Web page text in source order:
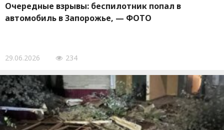
Очередные взрывы: беспилотник попал в
автомобиль в Запорожье, — ФОТО
29.06.2026 234